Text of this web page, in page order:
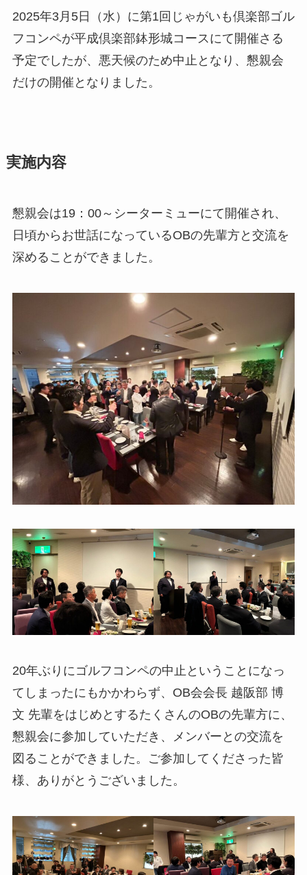
2025年3月5日（水）に第1回じゃがいも倶楽部ゴル
フコンペが平成倶楽部鉢形城コースにて開催さる
予定でしたが、悪天候のため中止となり、懇親会
だけの開催となりました。
実施内容
懇親会は19：00～シーターミューにて開催され、
日頃からお世話になっているOBの先輩方と交流を
深めることができました。
20年ぶりにゴルフコンペの中止ということになっ
てしまったにもかかわらず、OB会会長 越阪部 博
文 先輩をはじめとするたくさんのOBの先輩方に、
懇親会に参加していただき、メンバーとの交流を
図ることができました。ご参加してくださった皆
様、ありがとうございました。